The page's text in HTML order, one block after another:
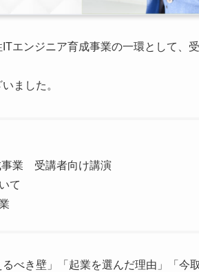
エンジニア育成事業の一環として、
ました。
事業 受講者向け講演
て
べき壁」「起業を選んだ理由」「今